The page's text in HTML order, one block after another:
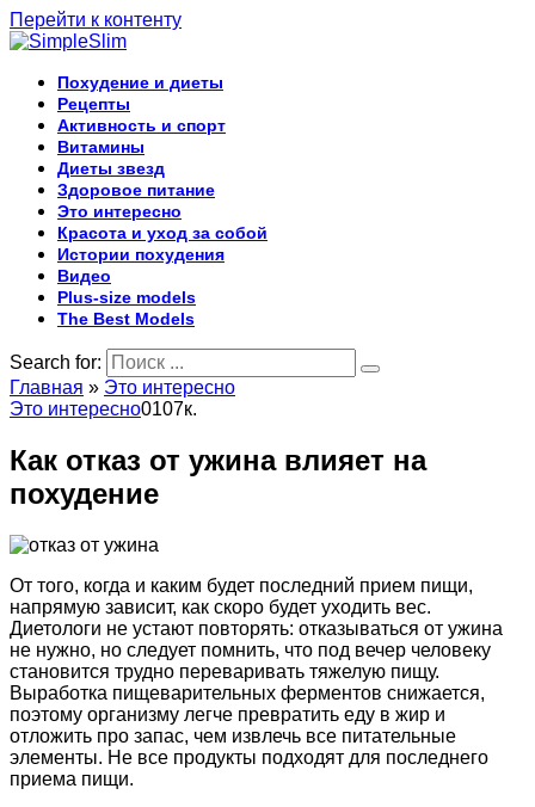
Перейти к контенту
Похудение и диеты
Рецепты
Активность и спорт
Витамины
Диеты звезд
Здоровое питание
Это интересно
Красота и уход за собой
Истории похудения
Видео
Plus-size models
The Best Models
Search for:
Главная » Это интересно
Это интересно0107к.
Как отказ от ужина влияет на
похудение
От того, когда и каким будет последний прием пищи,
напрямую зависит, как скоро будет уходить вес.
Диетологи не устают повторять: отказываться от ужина
не нужно, но следует помнить, что под вечер человеку
становится трудно переваривать тяжелую пищу.
Выработка пищеварительных ферментов снижается,
поэтому организму легче превратить еду в жир и
отложить про запас, чем извлечь все питательные
элементы. Не все продукты подходят для последнего
приема пищи.